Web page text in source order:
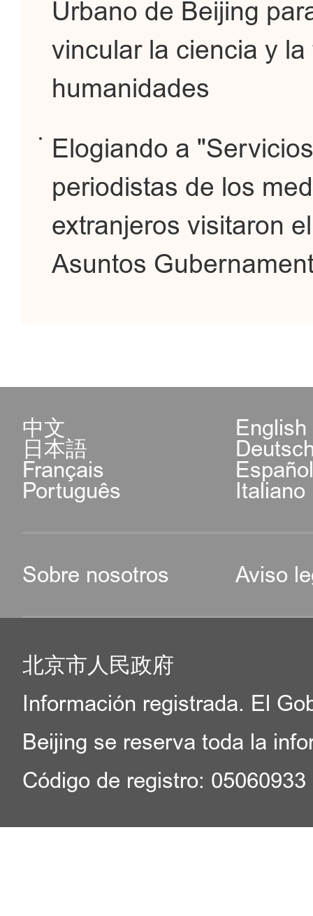
Urbano de Beijing
vincular la ciencia y
humanidades
Elogiando a
periodistas de los
extranjeros visitaron
Asuntos
中文 English
日本語
Français
Português Italiano
Sobre nosotros Aviso
北京市人民政府
Información registrada. El
Beijing se reserva toda la
Código de registro: 05060933